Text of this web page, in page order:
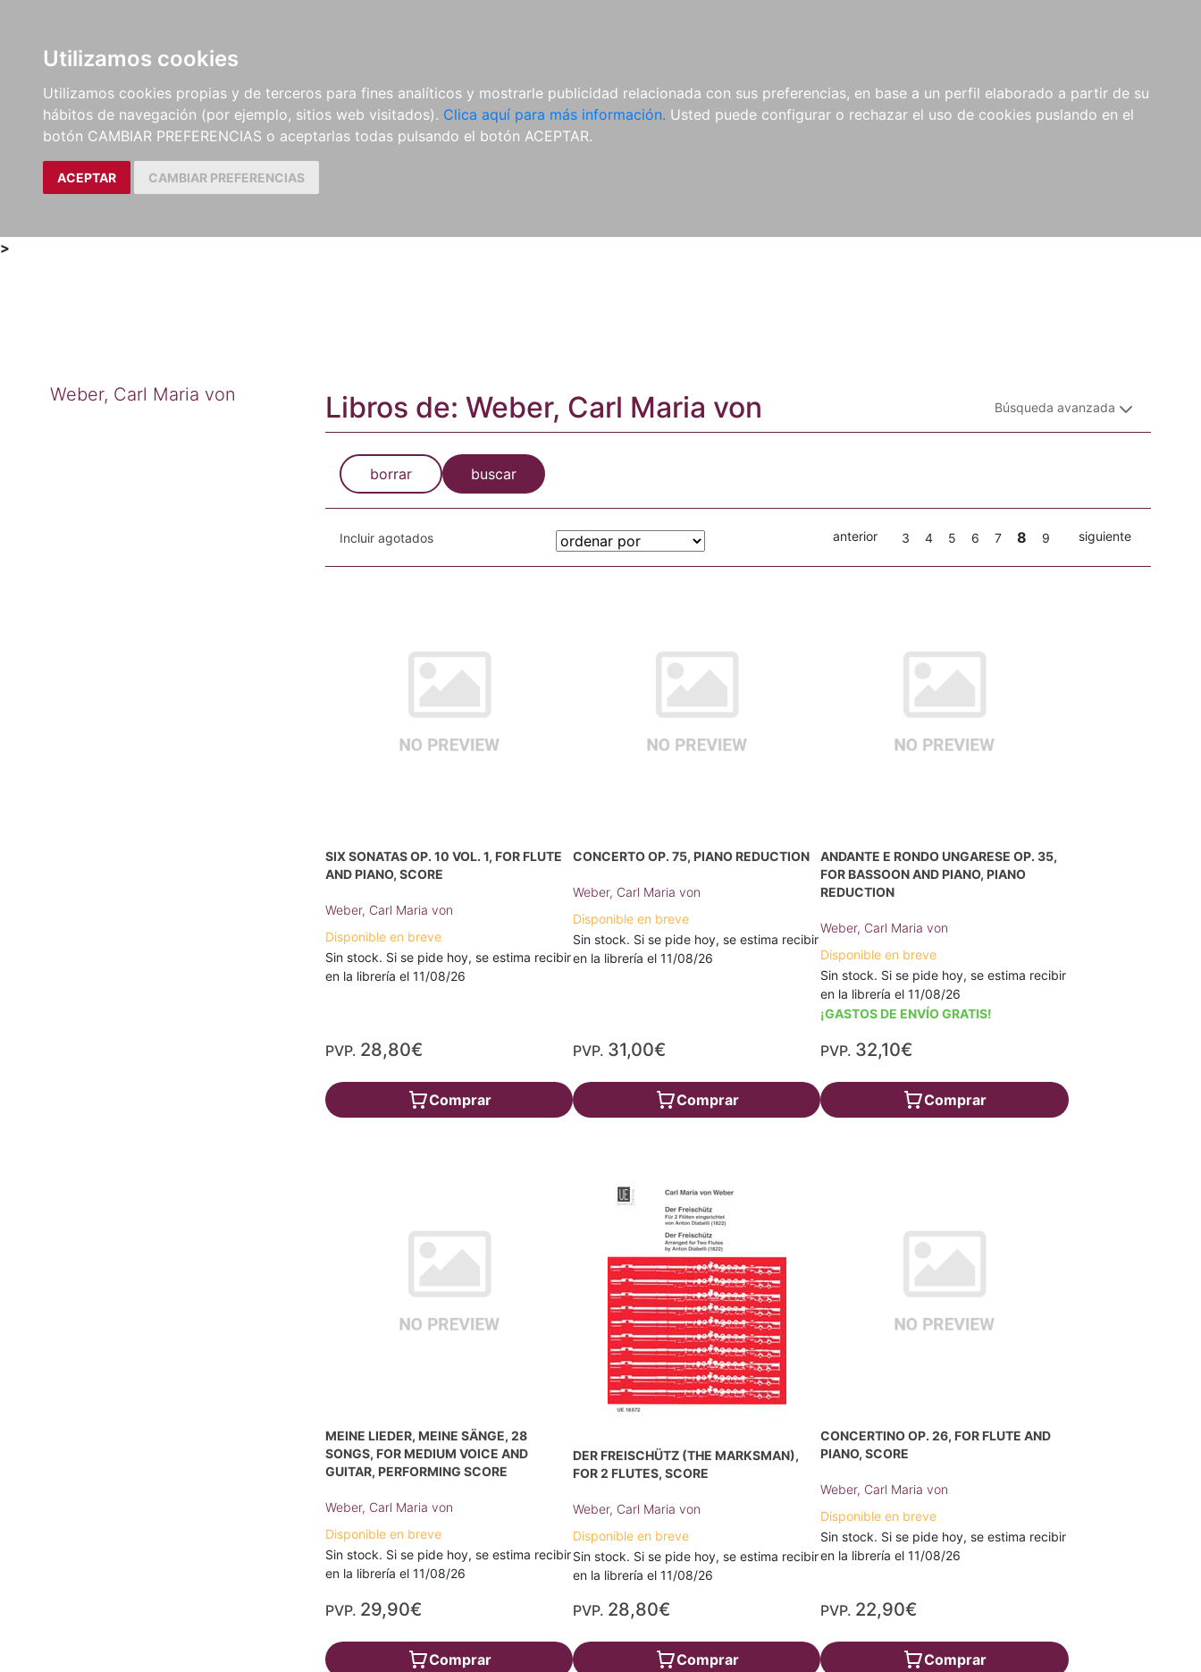
Utilizamos cookies
Utilizamos cookies propias y de terceros para fines analíticos y mostrarle publicidad relacionada con sus preferencias, en base a un perfil elaborado a partir de su
hábitos de navegación (por ejemplo, sitios web visitados). Clica aquí para más información. Usted puede configurar o rechazar el uso de cookies puslando en el
botón CAMBIAR PREFERENCIAS o aceptarlas todas pulsando el botón ACEPTAR.
ACEPTAR CAMBIAR PREFERENCIAS
LIBROS
MÉTODOS Y
EJERCICIOS
PARTITURAS Y EDICIONES
CRÍTICAS
REVISTAS
CDS Y
DVDS
MATERIAL
COMPLEMENTARIO
NOVEDADES NOTICIAS
COMPRAS
INSTITUCIONALES
>
Weber, Carl Maria von Libros de: Weber, Carl Maria von Búsqueda avanzada
borrar buscar
Incluir agotados anterior 3 4 5 6 7 8 9 siguiente
SIX SONATAS OP. 10 VOL. 1, FOR FLUTE
AND PIANO, SCORE
Weber, Carl Maria von
Disponible en breve
Sin stock. Si se pide hoy, se estima recibir
en la librería el 11/08/26
PVP. 28,80€
Comprar
CONCERTO OP. 75, PIANO REDUCTION
Weber, Carl Maria von
Disponible en breve
Sin stock. Si se pide hoy, se estima recibir
en la librería el 11/08/26
PVP. 31,00€
Comprar
ANDANTE E RONDO UNGARESE OP. 35,
FOR BASSOON AND PIANO, PIANO
REDUCTION
Weber, Carl Maria von
Disponible en breve
Sin stock. Si se pide hoy, se estima recibir
en la librería el 11/08/26
¡GASTOS DE ENVÍO GRATIS!
PVP. 32,10€
Comprar
MEINE LIEDER, MEINE SÄNGE, 28
SONGS, FOR MEDIUM VOICE AND
GUITAR, PERFORMING SCORE
Weber, Carl Maria von
Disponible en breve
Sin stock. Si se pide hoy, se estima recibir
en la librería el 11/08/26
PVP. 29,90€
Comprar
DER FREISCHÜTZ (THE MARKSMAN),
FOR 2 FLUTES, SCORE
Weber, Carl Maria von
Disponible en breve
Sin stock. Si se pide hoy, se estima recibir
en la librería el 11/08/26
PVP. 28,80€
Comprar
CONCERTINO OP. 26, FOR FLUTE AND
PIANO, SCORE
Weber, Carl Maria von
Disponible en breve
Sin stock. Si se pide hoy, se estima recibir
en la librería el 11/08/26
PVP. 22,90€
Comprar